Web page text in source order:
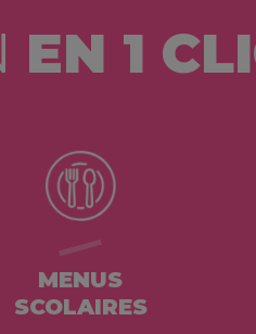
EN 1
MENUS
SCOLAIRES